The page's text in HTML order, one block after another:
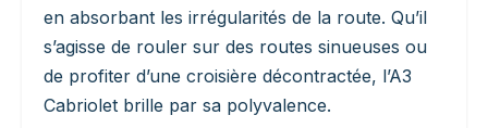
en absorbant les irrégularités de la route. Qu’il
s’agisse de rouler sur des routes sinueuses ou
de profiter d’une croisière décontractée, l’A3
Cabriolet brille par sa polyvalence.